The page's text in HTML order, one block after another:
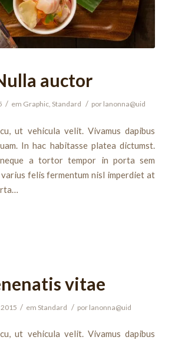
auctor
/ em Graphic Standard / por lanonna@uid
ut vehicula velit. Vivamus dapibus
In hac habitasse platea dictumst.
a tortor tempor in porta sem
felis fermentum nisl imperdiet at
vitae
/ em Standard / por lanonna@uid
ut vehicula velit. Vivamus dapibus